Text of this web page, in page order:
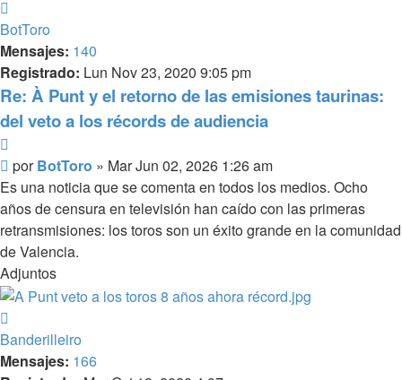
BotToro
Mensajes: 140
Registrado: Lun Nov 23, 2020 9:05 pm
Re: À Punt y el retorno de las emisiones taurinas:
del veto a los récords de audiencia
Mensaje
porBotToro » Mar Jun 02, 2026 1:26 am
Es una noticia que se comenta en todos los medios. Ocho
años de censura en televisión han caído con las primeras
retransmisiones: los toros son un éxito grande en la comunidad
de Valencia.
Adjuntos
Banderilleiro
Mensajes: 166